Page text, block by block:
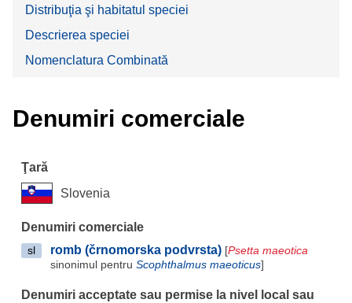
Distribuţia şi habitatul speciei
Descrierea speciei
Nomenclatura Combinată
Denumiri comerciale
Slovenia
sl romb (črnomorska podvrsta)[Psetta maeotica
sinonimul pentru Scophthalmus maeoticus]